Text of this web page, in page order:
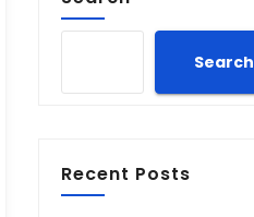
Search
Recent Posts